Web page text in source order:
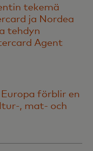
tekemä
ja Nordea
tehdyn
Agent
förblir en
, mat- och